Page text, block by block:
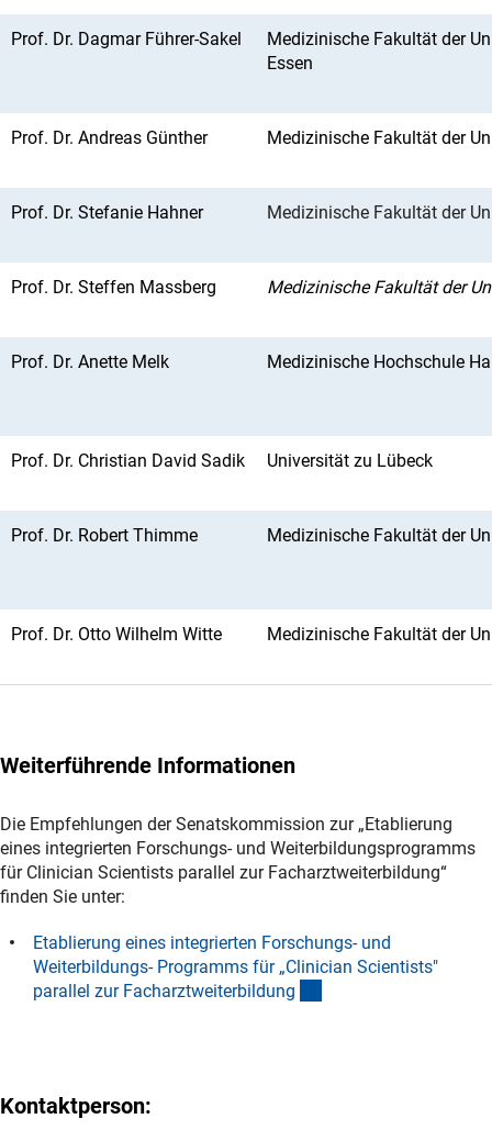
Prof. Dr. Dagmar Führer-Sakel
Medizinische Fakultät der
Essen
Prof. Dr. Andreas Günther Medizinische Fakultät der
Prof. Dr. Stefanie Hahner Medizinische Fakultät der
Prof. Dr. Steffen Massberg Medizinische Fakultät der
Prof. Dr. Anette Melk Medizinische Hochschule
Prof. Dr. Christian David Sadik Universität zu Lübeck
Prof. Dr. Robert Thimme Medizinische Fakultät der
Prof. Dr. Otto Wilhelm Witte Medizinische Fakultät der
Weiterführende Informationen
Die Empfehlungen der Senatskommission zur „Etablierung
eines integrierten Forschungs- und Weiterbildungsprogramms
für Clinician Scientists parallel zur Facharztweiterbildung“
finden Sie unter:
Etablierung eines integrierten Forschungs- und
Weiterbildungs- Programms für „Clinician Scientists"
parallel zur Facharztweiterbildung
Kontaktperson: